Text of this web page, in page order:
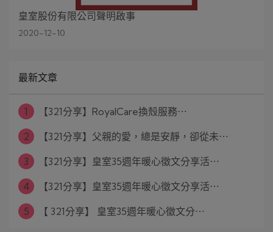
皇室股份有限公司聲明啟事
2020-12-10
最新文章
1 【321分享】RoyalCare換殼服務⋯
2 【321分享】父親的愛，總是安靜，卻從未⋯
3 【321分享】皇室35週年暖心徵文分享活⋯
4 【321分享】皇室35週年暖心徵文分享活⋯
5 【 321分享】 皇室35週年暖心徵文分⋯